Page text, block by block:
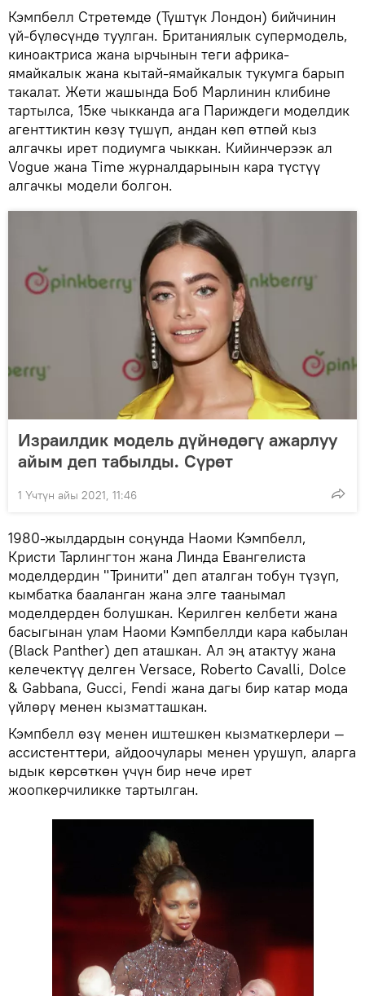
Кэмпбелл Стретемде (Түштүк Лондон) бийчинин
үй-бүлөсүндө туулган. Британиялык супермодель,
киноактриса жана ырчынын теги африка-
ямайкалык жана кытай-ямайкалык тукумга барып
такалат. Жети жашында Боб Марлинин клибине
тартылса, 15ке чыкканда ага Париждеги моделдик
агенттиктин көзү түшүп, андан көп өтпөй кыз
алгачкы ирет подиумга чыккан. Кийинчерээк ал
Vogue жана Time журналдарынын кара түстүү
алгачкы модели болгон.
Израилдик модель дүйнөдөгү ажарлуу
айым деп табылды. Сүрөт
1 Үчтүн айы 2021, 11:46
1980-жылдардын соңунда Наоми Кэмпбелл,
Кристи Тарлингтон жана Линда Евангелиста
моделдердин "Тринити" деп аталган тобун түзүп,
кымбатка бааланган жана элге таанымал
моделдерден болушкан. Керилген келбети жана
басыгынан улам Наоми Кэмпбеллди кара кабылан
(Black Panther) деп аташкан. Ал эң атактуу жана
келечектүү делген Versace, Roberto Cavalli, Dolce
& Gabbana, Gucci, Fendi жана дагы бир катар мода
үйлөрү менен кызматташкан.
Кэмпбелл өзү менен иштешкен кызматкерлери —
ассистенттери, айдоочулары менен урушуп, аларга
ыдык көрсөткөн үчүн бир нече ирет
жоопкерчиликке тартылган.